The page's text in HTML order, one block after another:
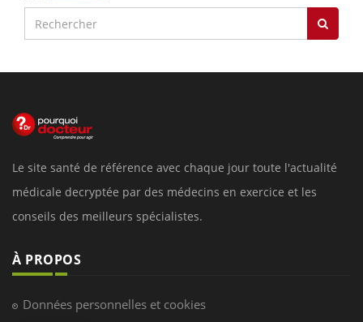
Le site santé de référence avec chaque jour toute l'actualité
médicale decryptée par des médecins en exercice et les
conseils des meilleurs spécialistes.
À PROPOS
Données personnelles et cookies